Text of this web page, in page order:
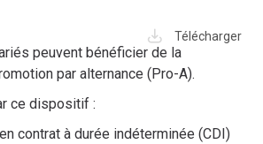
Télécharger
peuvent bénéficier de la
par alternance (Pro-A).
ce dispositif :
contrat à durée indéterminée (CDI)